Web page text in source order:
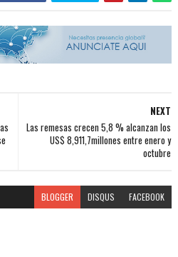
NEXT
Las remesas crecen 5,8 % alcanzan los
US$ 8,911,7millones entre enero y
octubre
BLOGGER DISQUS FACEBOOK